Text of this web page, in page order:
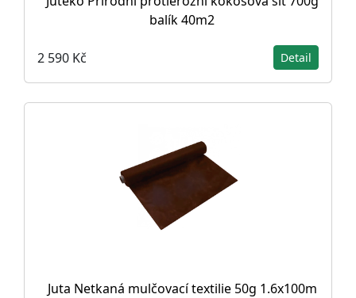
balík 40m2
2 590 Kč Detail
Juta Netkaná mulčovací textilie 50g 1.6x100m